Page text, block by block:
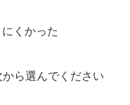
くかった
ら選んでください